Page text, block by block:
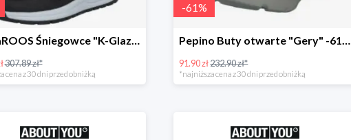
KangaROOS Śniegowce "K-Glaze RTX -60%
307.89 zł*
cena z 30 dni przed obniżką
-61%
Pepino Buty otwarte "Gery" -61%
91.90 zł232.90 zł*
*najniższa cena z 30 dni przed obniżką